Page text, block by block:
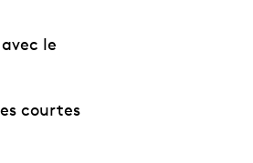
le
courtes